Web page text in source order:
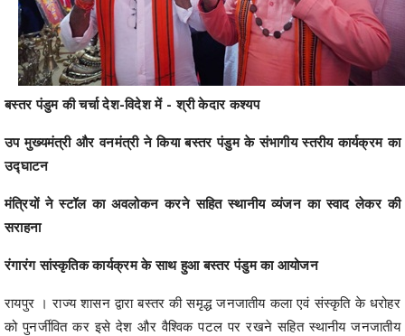
बस्तर पंडुम की चर्चा देश-विदेश में - श्री केदार कश्यप
उप मुख्यमंत्री और वनमंत्री ने किया बस्तर पंडुम के संभागीय स्तरीय कार्यक्रम का
उद्घाटन
मंत्रियों ने स्टॉल का अवलोकन करने सहित स्थानीय व्यंजन का स्वाद लेकर की
सराहना
रंगारंग सांस्कृतिक कार्यक्रम के साथ हुआ बस्तर पंडुम का आयोजन
रायपुर । राज्य शासन द्वारा बस्तर की समृद्ध जनजातीय कला एवं संस्कृति के धरोहर
को पुनर्जीवित कर इसे देश और वैश्विक पटल पर रखने सहित स्थानीय जनजातीय